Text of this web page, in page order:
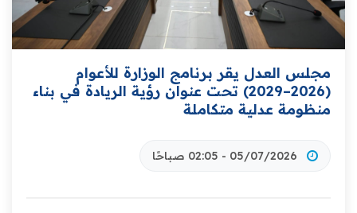
مجلس العدل يقر برنامج الوزارة للأعوام
(2026–2029) تحت عنوان رؤية الريادة في بناء
منظومة عدلية متكاملة
05/07/2026 - 02:05 صباحًا